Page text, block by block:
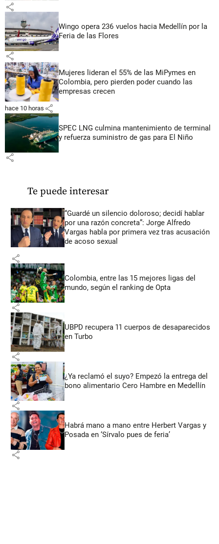
share
Wingo opera 236 vuelos hacia Medellín por la
Feria de las Flores
share
Mujeres lideran el 55% de las MiPymes en
Colombia, pero pierden poder cuando las
empresas crecen
hace 10 horas share
SPEC LNG culmina mantenimiento de terminal
y refuerza suministro de gas para El Niño
share
Te puede interesar
“Guardé un silencio doloroso; decidí hablar
por una razón concreta”: Jorge Alfredo
Vargas habla por primera vez tras acusación
de acoso sexual
share
Colombia, entre las 15 mejores ligas del
mundo, según el ranking de Opta
share
UBPD recupera 11 cuerpos de desaparecidos
en Turbo
share
¿Ya reclamó el suyo? Empezó la entrega del
bono alimentario Cero Hambre en Medellín
share
Habrá mano a mano entre Herbert Vargas y
Posada en ‘Sírvalo pues de feria’
share